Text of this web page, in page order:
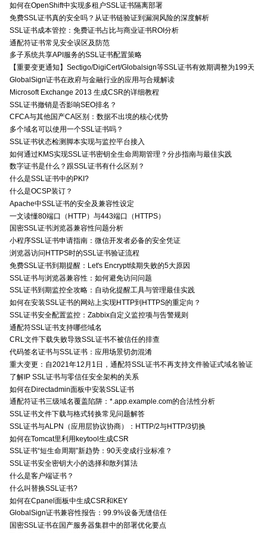
如何在OpenShift中实现多租户SSL证书隔离部署
免费SSL证书真的安全吗？从证书链验证到漏洞风险的深度解析
SSL证书成本管控：免费证书占比与商业证书ROI分析
通配符证书常见安全误区及防范
多子系统共享API服务的SSL证书配置策略
【重要变更通知】Sectigo/DigiCert/Globalsign等SSL证书有效期调整为199天
GlobalSign证书在政府与金融行业的应用与合规解读
Microsoft Exchange 2013 生成CSR的详细教程
SSL证书撤销是否影响SEO排名？
CFCA与其他国产CA区别：数据不出境的核心优势
多个域名可以使用一个SSL证书吗？
SSL证书状态检测脚本实现与监控平台接入
如何通过KMS实现SSL证书密钥全生命周期管理？分步指南与最佳实践
数字证书是什么？跟SSL证书有什么区别？
什么是SSL证书中的PKI?
什么是OCSP装订？
Apache中SSL证书的安全及兼容性设定
一文读懂80端口（HTTP）与443端口（HTTPS）
国密SSL证书浏览器兼容性问题分析
小程序SSL证书申请指南：微信开发者必备的安全凭证
浏览器访问HTTPS时的SSL证书验证流程
免费SSL证书到期提醒：Let's Encrypt续期失败的5大原因
SSL证书与浏览器兼容性：如何避免访问问题
SSL证书到期监控全攻略：自动化提醒工具与管理最佳实践
如何在安装SSL证书的网站上实现HTTP到HTTPS的重定向？
SSL证书安全配置监控：Zabbix自定义监控项与告警规则
通配符SSL证书支持哪些域名
CRL文件下载失败导致SSL证书不被信任的排查
代码签名证书与SSL证书：应用场景切勿混淆
重大变更：自2021年12月1日，通配符SSL证书不再支持文件验证式域名验证
了解IP SSL证书与零信任安全架构的关系
如何在Directadmin面板中安装SSL证书
通配符证书三级域名覆盖陷阱：*.app.example.com的合法性分析
SSL证书文件下载与格式转换常见问题解答
SSL证书与ALPN（应用层协议协商）：HTTP/2与HTTP/3切换
如何在Tomcat里利用keytool生成CSR
SSL证书“短生命周期”新趋势：90天变成行业标准？
SSL证书安全密钥大小的选择和散列算法
什么是客户端证书？
什么叫替换SSL证书?
如何在Cpanel面板中生成CSR和KEY
GlobalSign证书兼容性报告：99.9%设备无缝信任
国密SSL证书在国产服务器集群中的部署优化要点